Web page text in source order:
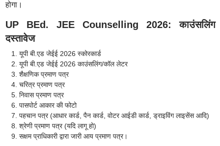
होगा।
UP BEd. JEE Counselling 2026: काउंसलिंग
दस्तावेज
यूपी बी.एड जेईई 2026 स्कोरकार्ड
यूपी बी.एड जेईई 2026 काउंसलिंग/कॉल लेटर
शैक्षणिक प्रमाण पत्र
चरित्र प्रमाण पत्र
निवास प्रमाण पत्र
पासपोर्ट आकार की फोटो
पहचान पत्र (आधार कार्ड, पैन कार्ड, वोटर आईडी कार्ड, ड्राइविंग लाइसेंस आदि)
श्रेणी प्रमाण पत्र (यदि लागू हो)
सक्षम प्राधिकारी द्वारा जारी आय प्रमाण पत्र।